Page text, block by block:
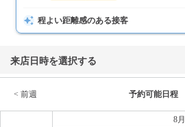
程よい距離感のある接客
来店日時を選択する
< 前週 予約可能日程
8月